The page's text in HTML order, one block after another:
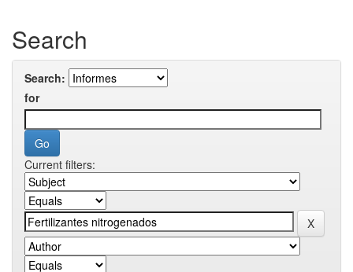
Search
Search:
for
Current filters: